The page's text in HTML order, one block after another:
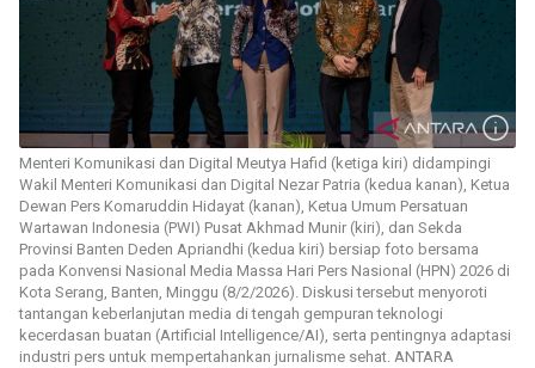
Menteri Komunikasi dan Digital Meutya Hafid (ketiga kiri) didampingi
Wakil Menteri Komunikasi dan Digital Nezar Patria (kedua kanan), Ketua
Dewan Pers Komaruddin Hidayat (kanan), Ketua Umum Persatuan
Wartawan Indonesia (PWI) Pusat Akhmad Munir (kiri), dan Sekda
Provinsi Banten Deden Apriandhi (kedua kiri) bersiap foto bersama
pada Konvensi Nasional Media Massa Hari Pers Nasional (HPN) 2026 di
Kota Serang, Banten, Minggu (8/2/2026). Diskusi tersebut menyoroti
tantangan keberlanjutan media di tengah gempuran teknologi
kecerdasan buatan (Artificial Intelligence/AI), serta pentingnya adaptasi
industri pers untuk mempertahankan jurnalisme sehat. ANTARA